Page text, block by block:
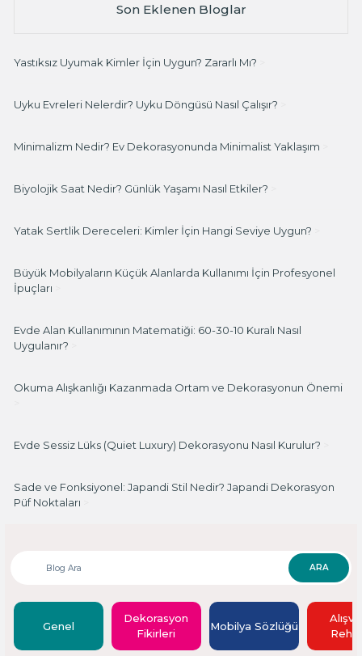
Son Eklenen Bloglar
Yastıksız Uyumak Kimler İçin Uygun? Zararlı Mı?
Uyku Evreleri Nelerdir? Uyku Döngüsü Nasıl Çalışır?
Minimalizm Nedir? Ev Dekorasyonunda Minimalist Yaklaşım
Biyolojik Saat Nedir? Günlük Yaşamı Nasıl Etkiler?
Yatak Sertlik Dereceleri: Kimler İçin Hangi Seviye Uygun?
Büyük Mobilyaların Küçük Alanlarda Kullanımı İçin Profesyonel
İpuçları
Evde Alan Kullanımının Matematiği: 60-30-10 Kuralı Nasıl
Uygulanır?
Okuma Alışkanlığı Kazanmada Ortam ve Dekorasyonun Önemi
Evde Sessiz Lüks (Quiet Luxury) Dekorasyonu Nasıl Kurulur?
Sade ve Fonksiyonel: Japandi Stil Nedir? Japandi Dekorasyon
Püf Noktaları
ARA
Genel
Dekorasyon
Fikirleri
Mobilya Sözlüğü